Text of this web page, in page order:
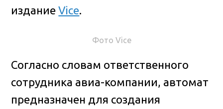
изданиеVice.
Фото Vice
Согласно словам ответственного
сотрудника авиа-компании, автомат
предназначен для создания